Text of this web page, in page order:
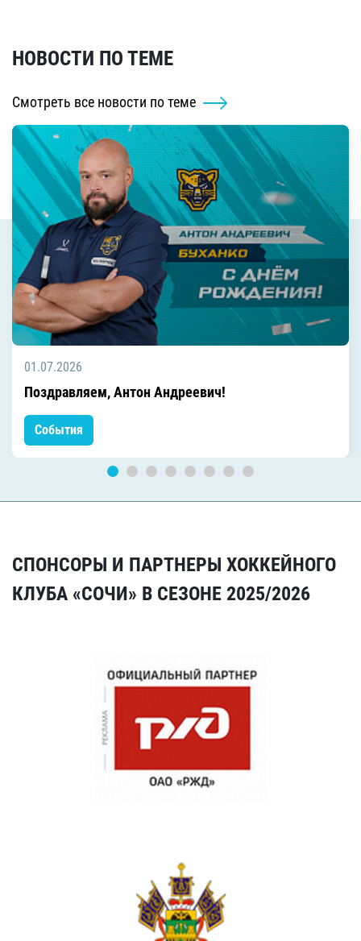
НОВОСТИ ПО ТЕМЕ
Смотреть все новости по теме
01.07.2026
Поздравляем, Антон Андреевич!
События
СПОНСОРЫ И ПАРТНЕРЫ ХОККЕЙНОГО
КЛУБА «СОЧИ» В СЕЗОНЕ 2025/2026